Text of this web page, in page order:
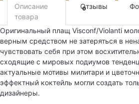
Описание
товара
Отзывы
0
Оригинальный плащ Visconf/Violanti
верным средством не затеряться в
чувствовать себя при этом
сходящие с мировых подиумов
актуальные мотивы милитари и
эффектный коктейль могли создать
дизайнеры.